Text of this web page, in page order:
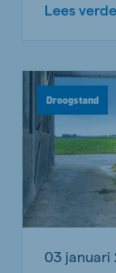
Lees
Droogstand
03 januari